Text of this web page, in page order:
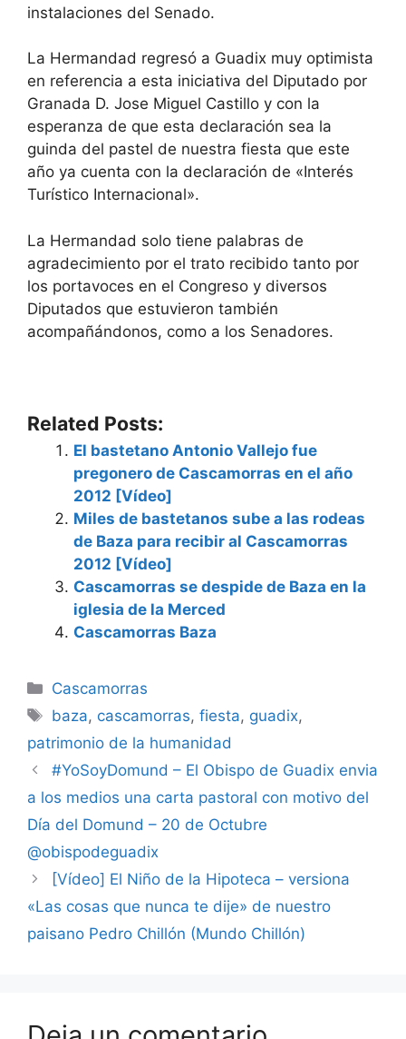
instalaciones del Senado.
La Hermandad regresó a Guadix muy optimista
en referencia a esta iniciativa del Diputado por
Granada D. Jose Miguel Castillo y con la
esperanza de que esta declaración sea la
guinda del pastel de nuestra fiesta que este
año ya cuenta con la declaración de «Interés
Turístico Internacional».
La Hermandad solo tiene palabras de
agradecimiento por el trato recibido tanto por
los portavoces en el Congreso y diversos
Diputados que estuvieron también
acompañándonos, como a los Senadores.
Related Posts:
El bastetano Antonio Vallejo fue
pregonero de Cascamorras en el año
2012 [Vídeo]
Miles de bastetanos sube a las rodeas
de Baza para recibir al Cascamorras
2012 [Vídeo]
Cascamorras se despide de Baza en la
iglesia de la Merced
Cascamorras Baza
Categorías
Cascamorras
Etiquetas
baza, cascamorras,fiesta, guadix,
patrimonio de la humanidad
#YoSoyDomund – El Obispo de Guadix envia
a los medios una carta pastoral con motivo del
Día del Domund – 20 de Octubre
@obispodeguadix
[Vídeo] El Niño de la Hipoteca – versiona
«Las cosas que nunca te dije» de nuestro
paisano Pedro Chillón (Mundo Chillón)